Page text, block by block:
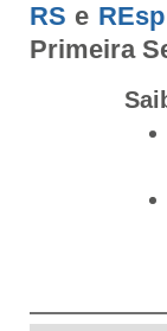
RS e
Primeira